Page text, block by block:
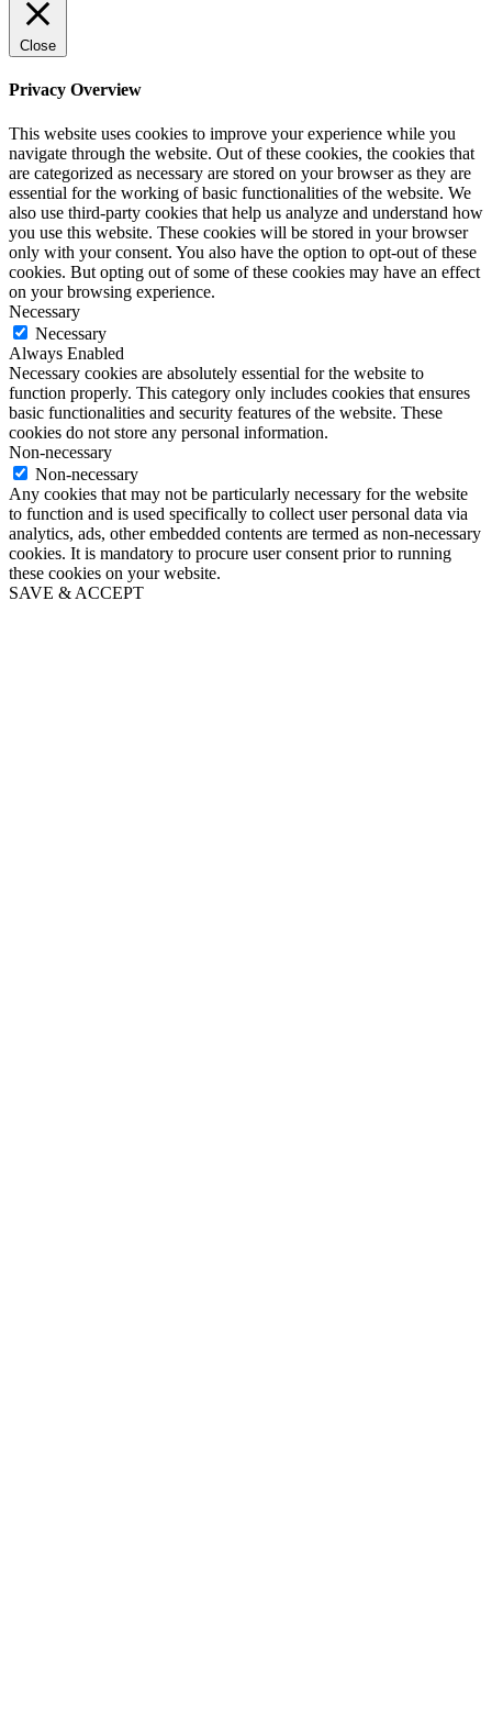
Close
Privacy Overview
This website uses cookies to improve your experience while you
navigate through the website. Out of these cookies, the cookies that
are categorized as necessary are stored on your browser as they are
essential for the working of basic functionalities of the website. We
also use third-party cookies that help us analyze and understand how
you use this website. These cookies will be stored in your browser
only with your consent. You also have the option to opt-out of these
cookies. But opting out of some of these cookies may have an effect
on your browsing experience.
Necessary
Necessary
Always Enabled
Necessary cookies are absolutely essential for the website to
function properly. This category only includes cookies that ensures
basic functionalities and security features of the website. These
cookies do not store any personal information.
Non-necessary
Non-necessary
Any cookies that may not be particularly necessary for the website
to function and is used specifically to collect user personal data via
analytics, ads, other embedded contents are termed as non-necessary
cookies. It is mandatory to procure user consent prior to running
these cookies on your website.
SAVE & ACCEPT